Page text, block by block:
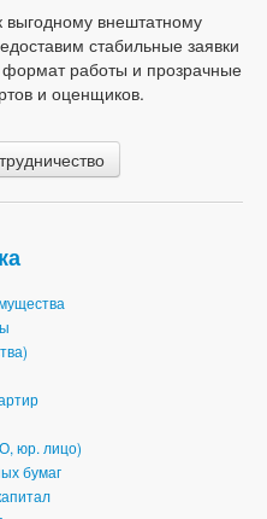
внештатному
стабильные заявки
работы и прозрачные
и оценщиков.
юр. лицо)
бумаг